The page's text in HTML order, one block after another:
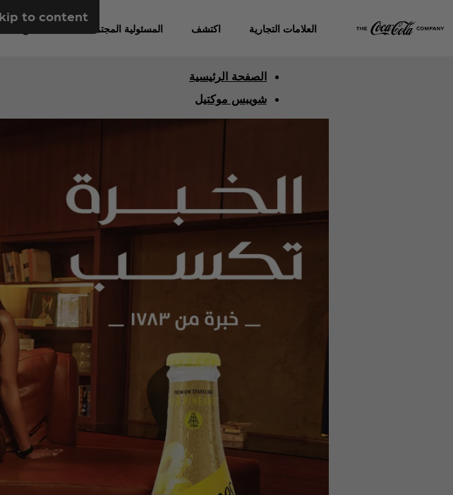
to content
العلامات التجارية اكتشف المسئولية المجتمعية
الصفحة الرئيسية
شويبس موكتيل